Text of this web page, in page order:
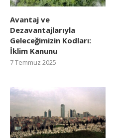
Avantaj ve
Dezavantajlarıyla
Geleceğimizin Kodları:
İklim Kanunu
7 Temmuz 2025